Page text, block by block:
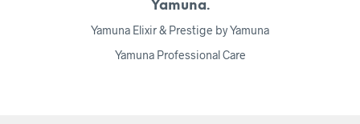
Yamuna.
Yamuna Elixir & Prestige by Yamuna
Yamuna Professional Care